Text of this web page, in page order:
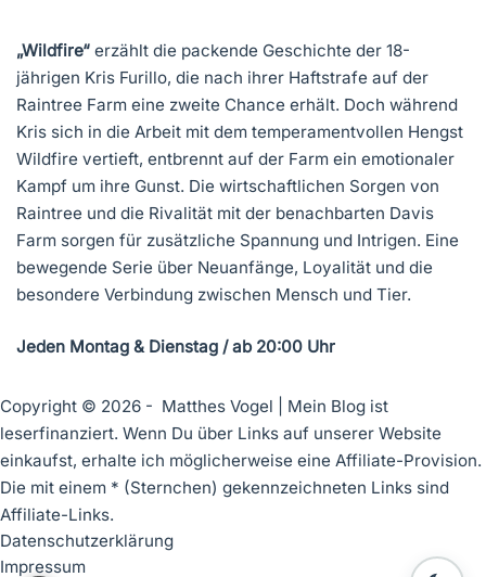
„Wildfire“ erzählt die packende Geschichte der 18-
jährigen Kris Furillo, die nach ihrer Haftstrafe auf der
Raintree Farm eine zweite Chance erhält. Doch während
Kris sich in die Arbeit mit dem temperamentvollen Hengst
Wildfire vertieft, entbrennt auf der Farm ein emotionaler
Kampf um ihre Gunst. Die wirtschaftlichen Sorgen von
Raintree und die Rivalität mit der benachbarten Davis
Farm sorgen für zusätzliche Spannung und Intrigen. Eine
bewegende Serie über Neuanfänge, Loyalität und die
besondere Verbindung zwischen Mensch und Tier.
Jeden Montag & Dienstag / ab 20:00 Uhr
Copyright © 2026 - Matthes Vogel | Mein Blog ist
leserfinanziert. Wenn Du über Links auf unserer Website
einkaufst, erhalte ich möglicherweise eine Affiliate-Provision.
Die mit einem * (Sternchen) gekennzeichneten Links sind
Affiliate-Links.
Datenschutzerklärung
Impressum